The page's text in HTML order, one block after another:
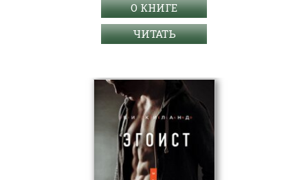
О КНИГЕ
ЧИТАТЬ